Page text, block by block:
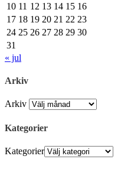
10 11 12 13 14 15 16
17 18 19 20 21 22 23
24 25 26 27 28 29 30
31
« jul
Arkiv
Arkiv
Kategorier
Kategorier